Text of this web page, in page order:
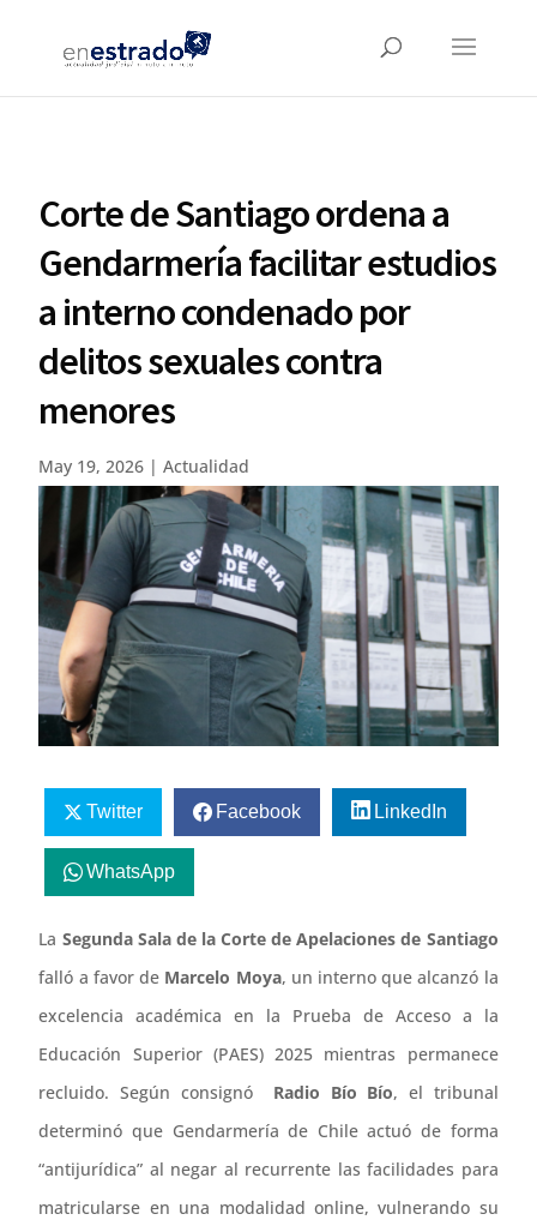
Corte de Santiago ordena a
Gendarmería facilitar estudios
a interno condenado por
delitos sexuales contra
menores
May 19, 2026 |Actualidad
Twitter Facebook LinkedIn
WhatsApp
La Segunda Sala de la Corte de Apelaciones de Santiago
falló a favor de Marcelo Moya, un interno que alcanzó la
excelencia académica en la Prueba de Acceso a la
Educación Superior (PAES) 2025 mientras permanece
recluido. Según consignó Radio Bío Bío, el tribunal
determinó que Gendarmería de Chile actuó de forma
“antijurídica” al negar al recurrente las facilidades para
matricularse en una modalidad online, vulnerando su